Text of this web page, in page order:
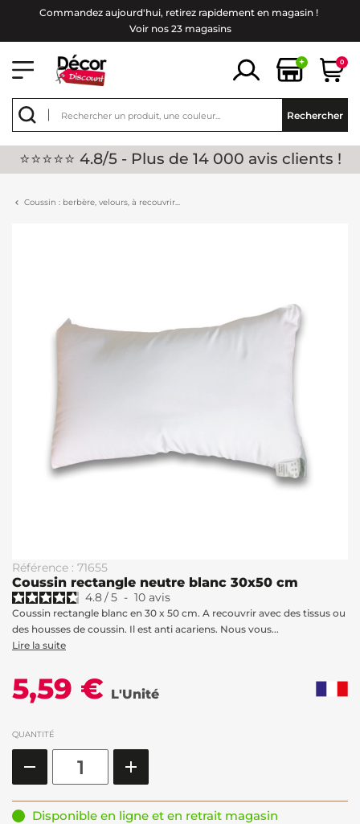
Commandez aujourd'hui, retirez rapidement en magasin !
Voir nos 23 magasins
+ 0
Rechercher
⭐⭐⭐⭐⭐ 4.8/5 - Plus de 14 000 avis clients !
Coussin : berbère, velours, à recouvrir...
Référence : 71655
Coussin rectangle neutre blanc 30x50 cm
4.8/5 - 10 avis
Coussin rectangle blanc en 30 x 50 cm. A recouvrir avec des tissus ou
des housses de coussin. Il est anti acariens. Nous vous...
Lire la suite
5,59 € L'Unité
QUANTITÉ
Disponible en ligne et en retrait magasin